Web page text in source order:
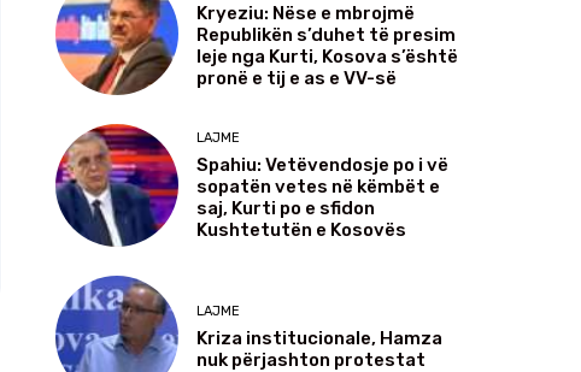
Kryeziu: Nëse e mbrojmë
Republikën s’duhet të presim
leje nga Kurti, Kosova s’është
pronë e tij e as e VV-së
LAJME
Spahiu: Vetëvendosje po i vë
sopatën vetes në këmbët e
saj, Kurti po e sfidon
Kushtetutën e Kosovës
LAJME
Kriza institucionale, Hamza
nuk përjashton protestat